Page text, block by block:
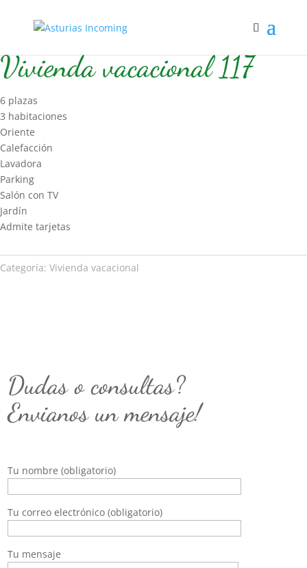
Vivienda vacacional 117
6 plazas
3 habitaciones
Oriente
Calefacción
Lavadora
Parking
Salón con TV
Jardín
Admite tarjetas
Categoría: Vivienda vacacional
Dudas o consultas?
Envianos un mensaje!
Tu nombre (obligatorio)
Tu correo electrónico (obligatorio)
Tu mensaje